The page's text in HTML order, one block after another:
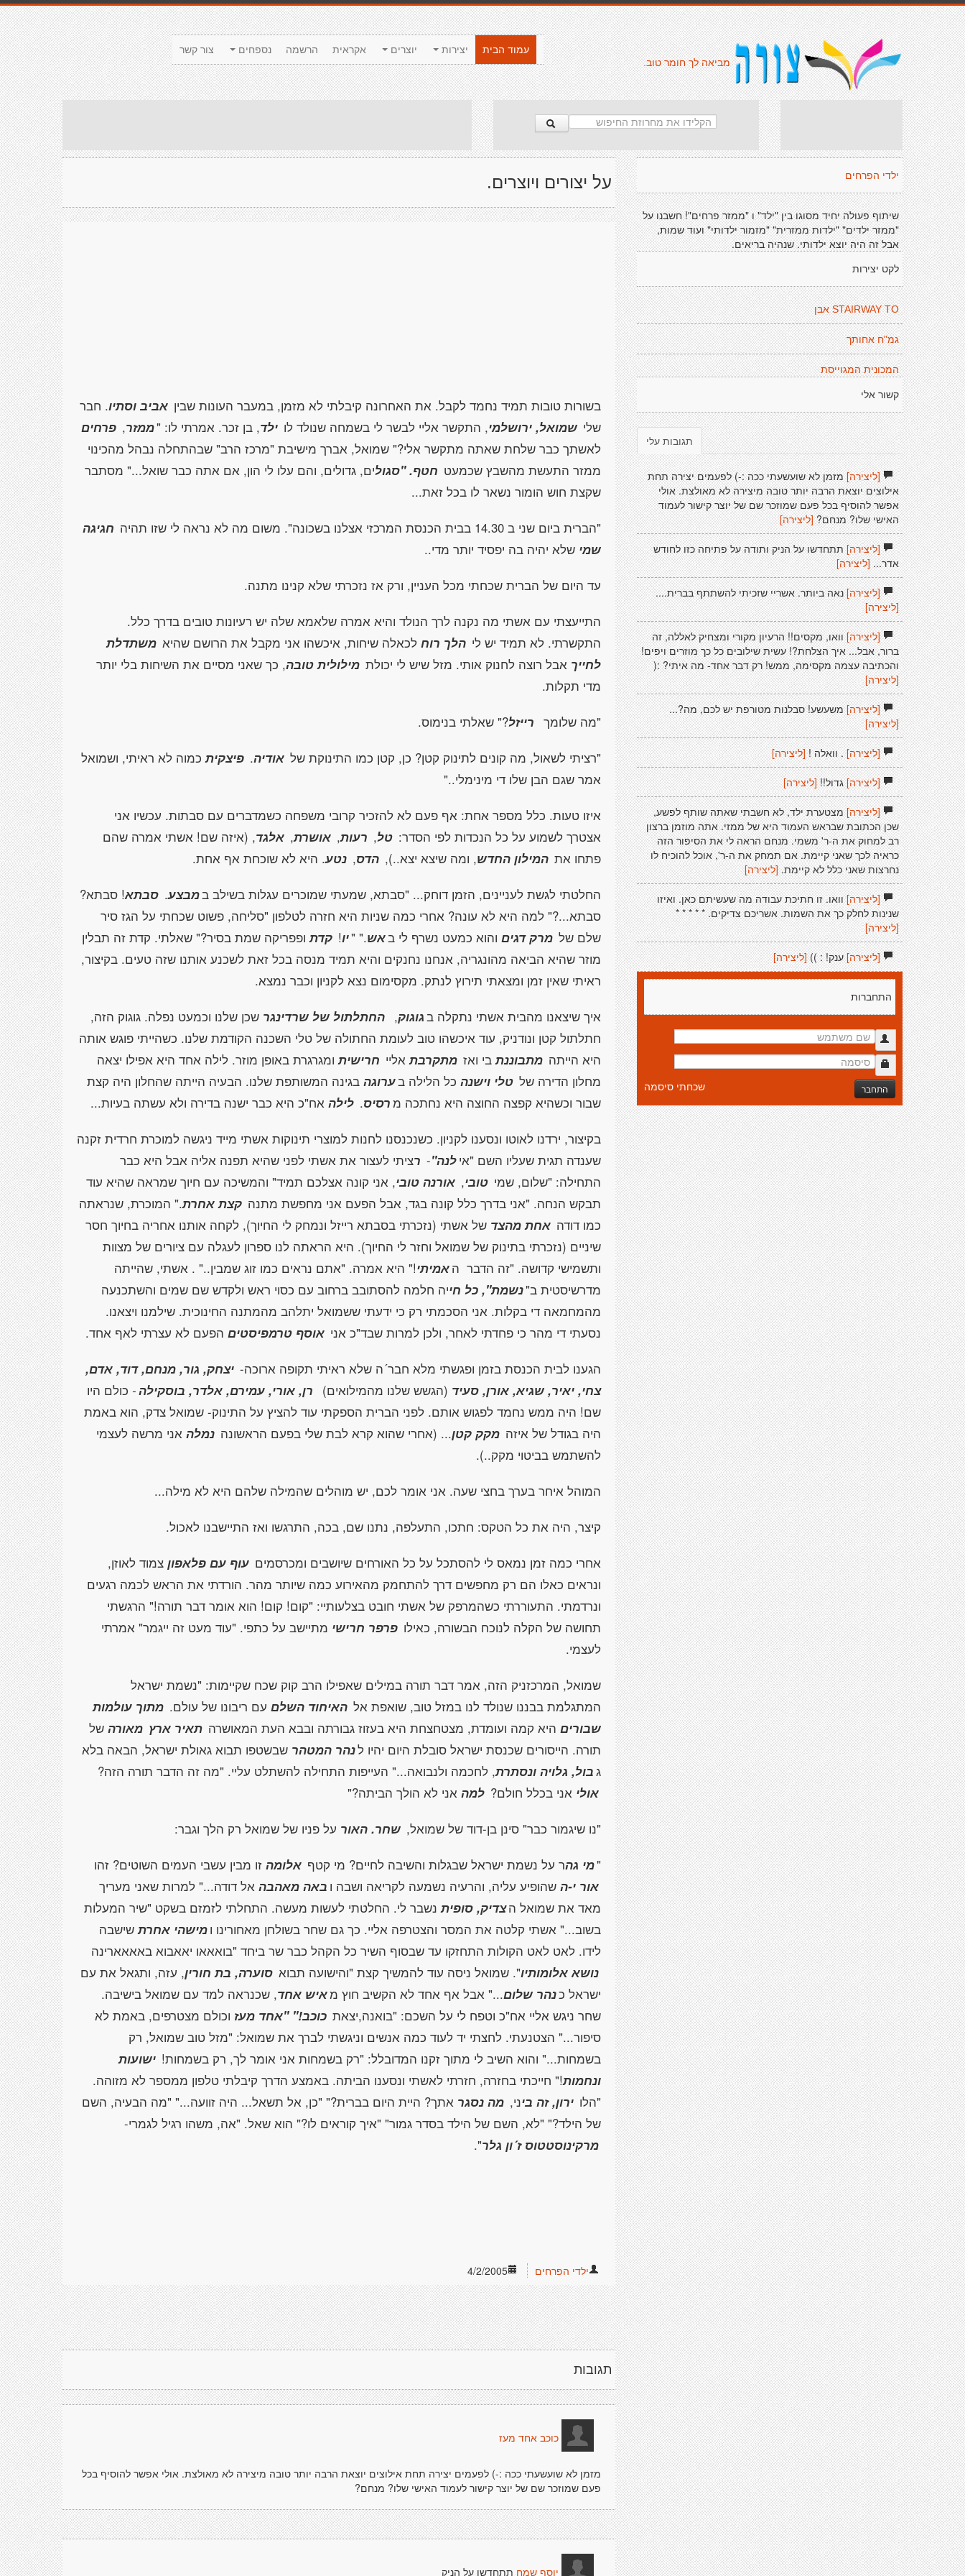
צור קשר נספחים הרשמה אקראית יוצרים יצירות
עמוד הבית
מביאה לך חומר טוב.
על יצורים ויוצרים.
בשורות טובות תמיד נחמד לקבל. את האחרונה קיבלתי לא מזמן, במעבר העונות שבין אביב וסתיו. חבר
שלי שמואל, ירושלמי, התקשר אליי לבשר לי בשמחה שנולד לו ילד, בן זכר. אמרתי לו: "ממזר, פרחים
לאשתך כבר שלחת שאתה מתקשר אלי?" שמואל, אברך מישיבת "מרכז הרב" שבהתחלה נבהל מהכינוי
ממזר התעשת מהשבץ שכמעט חטף. "סגולים, גדולים, והם עלו לי הון, אם אתה כבר שואל..." מסתבר
שקצת חוש הומור נשאר לו בכל זאת...
"הברית ביום שני ב 14.30 בבית הכנסת המרכזי אצלנו בשכונה". משום מה לא נראה לי שזו תהיה
חגיגה
שמי שלא יהיה בה יפסיד יותר מדי..
עד היום של הברית שכחתי מכל העניין, ורק אז נזכרתי שלא קנינו מתנה.
התייעצתי עם אשתי מה נקנה לרך הנולד והיא אמרה שלאמא שלה יש רעיונות טובים בדרך כלל.
התקשרתי. לא תמיד יש לי הלך רוח לכאלה שיחות, איכשהו אני מקבל את הרושם שהיא משתדלת
לחייך אבל רוצה לחנוק אותי. מזל שיש לי יכולת מילולית טובה, כך שאני מסיים את השיחות בלי יותר
מדי תקלות.
"מה שלומך רייזל?" שאלתי בנימוס.
"רציתי לשאול, מה קונים לתינוק קטן? כן, קטן כמו התינוקת של אודיה. פיצקיתכמוה לא ראיתי, ושמואל
אמר שגם הבן שלו די מינימלי.."
איזו טעות. כלל מספר אחת: אף פעם לא להזכיר קרובי משפחה כשמדברים עם סבתות. עכשיו אני
אצטרך לשמוע על כל הנכדות לפי הסדר: טל, רעות, אושרת, אלגד, (איזה שם! אשתי אמרה שהם
פתחו את המילון החדש, ומה שיצא יצא..), הדס, נטע. היא לא שוכחת אף אחת.
החלטתי לגשת לעניינים, הזמן דוחק... "סבתא, שמעתי שמוכרים עגלות בשילב במבצע. סבתא! סבתא?
סבתא...?" למה היא לא עונה? אחרי כמה שניות היא חזרה לטלפון "סליחה, פשוט שכחתי על הגז סיר
שלם של מרק דגים והוא כמעט נשרף לי באש." "יו! קדתופפריקה שמת בסיר?" שאלתי. קדת זה תבלין
מוזר שהיא הביאה מהונגריה, אנחנו נחנקים והיא תמיד מנסה בכל זאת לשכנע אותנו שזה טעים. בקיצור,
ראיתי שאין זמן ומצאתי תירוץ לנתק. מקסימום נצא לקניון וכבר נמצא.
איך שיצאנו מהבית אשתי נתקלה בגוגוק, החתלתול של שרדינגר שכן שלנו וכמעט נפלה. גוגוק הזה,
חתלתול קטן ונודניק, עוד איכשהו טוב לעומת החתולה של טלי השכנה הקודמת שלנו. כשהייתי פוגש אותה
היא הייתה מתבוננתבי ואז מתקרבתאליי חרישית ומגרגרת באופן מוזר. לילה אחד היא אפילו יצאה
מחלון הדירה של טלי וישנה כל הלילה בערוגה בגינה המשותפת שלנו. הבעיה הייתה שהחלון היה קצת
שבור וכשהיא קפצה החוצה היא נחתכה מרסיס. לילה אח"כ היא כבר ישנה בדירה ולא עשתה בעיות...
בקיצור, ירדנו לאוטו ונסענו לקניון. כשנכנסנו לחנות למוצרי תינוקות אשתי מייד ניגשה למוכרת חרדית זקנה
שענדה תגית שעליו השם "אילנה"- רציתי לעצור את אשתי לפני שהיא תפנה אליה אבל היא כבר
התחילה: "שלום, שמי טובי, אורנה טובי, אני קונה אצלכם תמיד" והמשיכה עם חיוך שמראה שהיא עוד
תבקש הנחה. "אני בדרך כלל קונה בגד, אבל הפעם אני מחפשת מתנה קצת אחרת." המוכרת, שנראתה
כמו דודה אחת מהצד של אשתי (נזכרתי בסבתא רייזל ונמחק לי החיוך), לקחה אותנו אחריה בחיוך חסר
שיניים (נזכרתי בתינוק של שמואל וחזר לי החיוך). היא הראתה לנו ספרון לעגלה עם ציורים של מצוות
ותשמישי קדושה. "זה הדבר האמיתי!" היא אמרה. "אתם נראים כמו זוג שמבין.." . אשתי, שהייתה
מדרשיסטית ב"נשמת", כל חייה חלמה להסתובב ברחוב עם כסוי ראש ולקדש שם שמים והשתכנעה
מהמחמאה די בקלות. אני הסכמתי רק כי ידעתי ששמואל יתלהב מהמתנה החינוכית. שילמנו ויצאנו.
נסעתי די מהר כי פחדתי לאחר, ולכן למרות שבד"כ אני אוסף טרמפיסטים הפעם לא עצרתי לאף אחד.
הגענו לבית הכנסת בזמן ופגשתי מלא חבר´ה שלא ראיתי תקופה ארוכה- יצחק, גור, מנחם, דוד, אדם,
צחי, יאיר, שגיא, אורן, סעיד (הגשש שלנו מהמילואים) רן, אורי, עמירם, אלדר, בוסקילה- כולם היו
שם! היה ממש נחמד לפגוש אותם. לפני הברית הספקתי עוד להציץ על התינוק- שמואל צדק, הוא באמת
היה בגודל של איזה מקק קטן... (אחרי שהוא קרא לבת שלי בפעם הראשונה נמלה אני מרשה לעצמי
להשתמש בביטוי מקק..).
המוהל איחר בערך בחצי שעה. אני אומר לכם, יש מוהלים שהמילה שלהם היא לא מילה...
קיצר, היה את כל הטקס: חתכו, התעלפה, נתנו שם, בכה, התרגשו ואז התיישבנו לאכול.
אחרי כמה זמן נמאס לי להסתכל על כל האורחים שיושבים ומכרסמים עוף עם פלאפון צמוד לאוזן,
ונראים כאלו הם רק מחפשים דרך להתחמק מהאירוע כמה שיותר מהר. הורדתי את הראש לכמה רגעים
ונרדמתי. התעוררתי כשהמרפק של אשתי חובט בצלעותיי: "קום! קום! הוא אומר דבר תורה!" הרגשתי
תחושה של הקלה לנוכח הבשורה, כאילו פרפר חרישי מתיישב על כתפי. "עוד מעט זה ייגמר" אמרתי
לעצמי.
שמואל, המרכזניק הזה, אמר דבר תורה במילים שאפילו הרב קוק שכח שקיימות: "נשמת ישראל
המתגלמת בבננו שנולד לנו במזל טוב, שואפת אל האיחוד השלם עם ריבונו של עולם. מתוך עולמות
שבורים היא קמה ועומדת, מצטחצחת היא בעזוז גבורתה ובבא העת המאושרה תאיר ארץ מאורה של
תורה. הייסורים שכנסת ישראל סובלת היום יהיו לנהר המטהר שבשטפו תבוא גאולת ישראל, הבאה בלא
גבול, גלויה ונסתרת, לחכמה ולנבואה..." העייפות התחילה להשתלט עליי. "מה זה הדבר תורה הזה?
אולי אני בכלל חולם? למה אני לא הולך הביתה?"
"נו שיגמור כבר" סינן בן-דוד של שמואל, שחר. האור על פניו של שמואל רק הלך וגבר:
"מי גהר על נשמת ישראל שבגלות והשיבה לחיים? מי קטף אלומה זו מבין עשבי העמים השוטים? זהו
אור י-ה שהופיע עליה, והרעיה נשמעה לקריאה ושבה ו באה מאהבה אל דודה..." למרות שאני מעריך
מאד את שמואל הצדיק, סופיתנשבר לי. החלטתי לעשות מעשה. התחלתי לזמזם בשקט "שיר המעלות
בשוב..." אשתי קלטה את המסר והצטרפה אליי. כך גם שחר בשולחן מאחורינו ומישהי אחרתשישבה
לידו. לאט לאט הקולות התחזקו עד שבסוף השיר כל הקהל כבר שר ביחד "בואאאו יאאבוא באאאארינה
נושא אלומותיו". שמואל ניסה עוד להמשיך קצת "והישועה תבוא סוערה, בת חורין, עזה, ותגאל את עם
ישראל כנהר שלום..." אבל אף אחד לא הקשיב חוץ מאיש אחד, שכנראה למד עם שמואל בישיבה.
שחר ניגש אליי אח"כ וטפח לי על השכם: "בואנה,יצאת כוכב!" "אחד מעז וכולם מצטרפים, באמת לא
סיפור..." הצטנעתי. לחצתי יד לעוד כמה אנשים וניגשתי לברך את שמואל: "מזל טוב שמואל, רק
בשמחות..." והוא השיב לי מתוך זקנו המדובלל: "רק בשמחות אני אומר לך, רק בשמחות! ישועות
ונחמות!" חייכתי בחזרה, חזרתי לאשתי ונסענו הביתה. באמצע הדרך קיבלתי טלפון ממספר לא מזוהה.
"הלו ירון, זה ביני, מה נסגר אתך? היית היום בברית?" "כן, אל תשאל... היה זוועה..." "מה הבעיה, השם
של הילד?" "לא, השם של הילד בסדר גמור" "איך קוראים לו?" הוא שאל. "אה, משהו רגיל לגמרי-
מרקינוסטטוס ז´ון גלר".
4/2/2005 ילדי הפרחים
תגובות
כוכב אחד מעז
מזמן לא שועשעתי ככה :-) לפעמים יצירה תחת אילוצים יוצאת הרבה יותר טובה מיצירה לא מאולצת. אולי אפשר להוסיף בכל
פעם שמוזכר שם של יוצר קישור לעמוד האישי שלו? מנחם?
יוסף שמח תתחדשו על הניק
ילדי הפרחים
שיתוף פעולה יחיד מסוגו בין "ילד" ו "ממזר פרחים"! חשבנו על
"ממזר ילדים" "ילדות ממזרית" "מזמור ילדותי" ועוד שמות,
אבל זה היה יוצא ילדותי. שנהיה בריאים.
לקט יצירות
STAIRWAY TO אבן
גמ"ח אחותך
המכונית המגוייסת
קשור אלי
תגובות עלי
[ליצירה]מזמן לא שועשעתי ככה :-) לפעמים יצירה תחת
אילוצים יוצאת הרבה יותר טובה מיצירה לא מאולצת. אולי
אפשר להוסיף בכל פעם שמוזכר שם של יוצר קישור לעמוד
האישי שלו? מנחם? [ליצירה]
[ליצירה]תתחדשו על הניק ותודה על פתיחה כזו לחודש
אדר... [ליצירה]
[ליצירה]נאה ביותר. אשריי שזכיתי להשתתף בברית....
[ליצירה]
[ליצירה]וואו, מקסים!! הרעיון מקורי ומצחיק לאללה, זה
ברור, אבל... איך הצלחת?! עשית שילובים כל כך מוזרים ויפים!
והכתיבה עצמה מקסימה, ממש! רק דבר אחד- מה איתי? :(
[ליצירה]
[ליצירה]משעשע! סבלנות מטורפת יש לכם, מה?...
[ליצירה]
[ליצירה]. וואלה ! [ליצירה]
[ליצירה]גדול!! [ליצירה]
[ליצירה]מצטערת ילד, לא חשבתי שאתה שותף לפשע,
שכן הכתובת שבראש העמוד היא של ממזי. אתה מוזמן ברצון
רב למחוק את ה-ר' משמי. מנחם הראה לי את הסיפור הזה
כראיה לכך שאני קיימת. אם תמחק את ה-ר', אוכל להוכיח לו
נחרצות שאני כלל לא קיימת.[ליצירה]
[ליצירה]וואו. זו חתיכת עבודה מה שעשיתם כאן. ואיזו
שנינות לחלק כך את השמות. אשריכם צדיקים. * * * * *
[ליצירה]
[ליצירה]ענק! : )) [ליצירה]
התחברות
התחבר שכחתי סיסמה